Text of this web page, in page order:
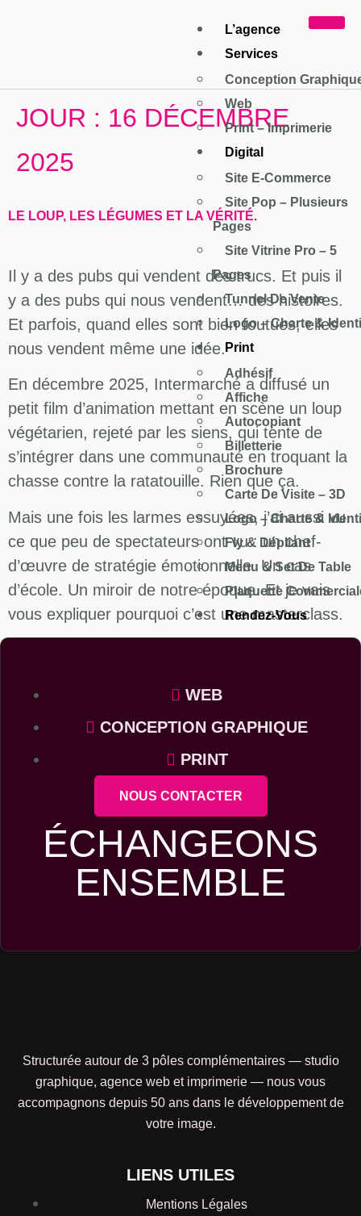
L’agence
Services
Conception
Web
Print – Imprimerie
Digital
Site E-Commerce
Site Pop – Plusieurs
Pages
Site Vitrine Pro – 5
Pages
Tunnel De Vente
Logo – Charte &
Print
Adhésif
Affiche
Autocopiant
Billetterie
Brochure
Carte De Visite – 3D
Logo – Charte &
Fly & Dépliant
Menu & Set De Table
Plaquette
Rendez-Vous
JOUR : 16 DÉCEMBRE
2025
LE LOUP, LES LÉGUMES ET LA VÉRITÉ.
Il y a des pubs qui vendent des trucs. Et puis il
y a des pubs qui nous vendent… des histoires.
Et parfois, quand elles sont bien foutues, elles
nous vendent même une idée.
En décembre 2025, Intermarché a diffusé un
petit film d’animation mettant en scène un loup
végétarien, rejeté par les siens, qui tente de
s’intégrer dans une communauté en troquant la
chasse contre la ratatouille. Rien que ça.
Mais une fois les larmes essuyées, j’ai aussi vu
ce que peu de spectateurs ont vu : un chef-
d’œuvre de stratégie émotionnelle. Un cas
d’école. Un miroir de notre époque. Et je vais
vous expliquer pourquoi c’est une masterclass.
WEB
CONCEPTION GRAPHIQUE
PRINT
NOUS CONTACTER
ÉCHANGEONS
ENSEMBLE
Structurée autour de 3 pôles complémentaires — studio
graphique, agence web et imprimerie — nous vous
accompagnons depuis 50 ans dans le développement de
votre image.
LIENS UTILES
Mentions Légales